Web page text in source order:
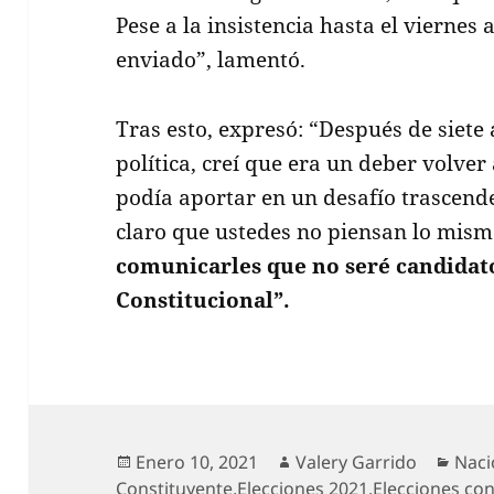
Pese a la insistencia hasta el viernes
enviado”, lamentó.
Tras esto, expresó: “Después de
política, creí que era un deber
podía aportar en un desafío
claro que ustedes no piensan lo
comunicarles que no seré
Constitucional”.
Publicado
el
Enero 10, 2021 Autor
Valery Garrido
Constituyente,Elecciones 2021,Elecciones